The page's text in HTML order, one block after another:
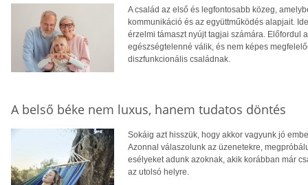
A család az első és legfontosabb közeg,
kommunikáció és az együttműködés alapjait.
érzelmi támaszt nyújt tagjai számára. Előfordul
egészségtelenné válik, és nem képes
diszfunkcionális családnak.
A belső béke nem luxus, hanem tudatos döntés
Sokáig azt hisszük, hogy akkor vagyunk jó
Azonnal válaszolunk az üzenetekre,
esélyeket adunk azoknak, akik korábban már
az utolsó helyre.